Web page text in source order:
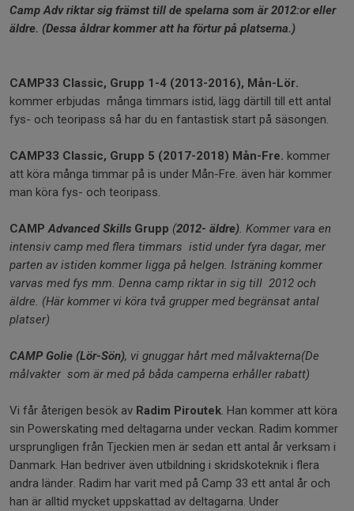
Camp Adv riktar sig främst till de spelarna som är 2012:or eller
äldre. (Dessa åldrar kommer att ha förtur på platserna.)
CAMP33 Classic, Grupp 1-4 (2013-2016), Mån-Lör.
kommer erbjudas många timmars istid, lägg därtill till ett antal
fys- och teoripass så har du en fantastisk start på säsongen.
CAMP33 Classic, Grupp 5 (2017-2018) Mån-Fre. kommer
att köra många timmar på is under Mån-Fre. även här kommer
man köra fys- och teoripass.
CAMPAdvanced Skills Grupp (2012- äldre). Kommer vara en
intensiv camp med flera timmars istid under fyra dagar, mer
parten av istiden kommer ligga på helgen. Isträning kommer
varvas med fys mm. Denna camp riktar in sig till 2012 och
äldre. (Här kommer vi köra två grupper med begränsat antal
platser)
CAMP Golie (Lör-Sön), vi gnuggar hårt med målvakterna(De
målvakter som är med på båda camperna erhåller rabatt)
Vi får återigen besök av Radim Piroutek. Han kommer att köra
sin Powerskating med deltagarna under veckan. Radim kommer
ursprungligen från Tjeckien men är sedan ett antal år verksam i
Danmark. Han bedriver även utbildning i skridskoteknik i flera
andra länder. Radim har varit med på Camp 33 ett antal år och
han är alltid mycket uppskattad av deltagarna. Under